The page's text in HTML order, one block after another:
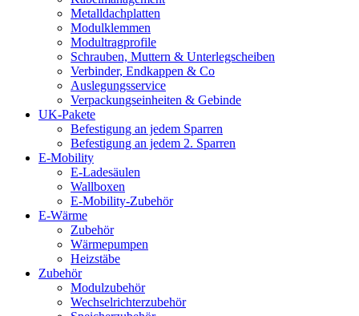
Metalldachplatten
Modulklemmen
Modultragprofile
Schrauben, Muttern & Unterlegscheiben
Verbinder, Endkappen & Co
Auslegungsservice
Verpackungseinheiten & Gebinde
UK-Pakete
Befestigung an jedem Sparren
Befestigung an jedem 2. Sparren
E-Mobility
E-Ladesäulen
Wallboxen
E-Mobility-Zubehör
E-Wärme
Zubehör
Wärmepumpen
Heizstäbe
Zubehör
Modulzubehör
Wechselrichterzubehör